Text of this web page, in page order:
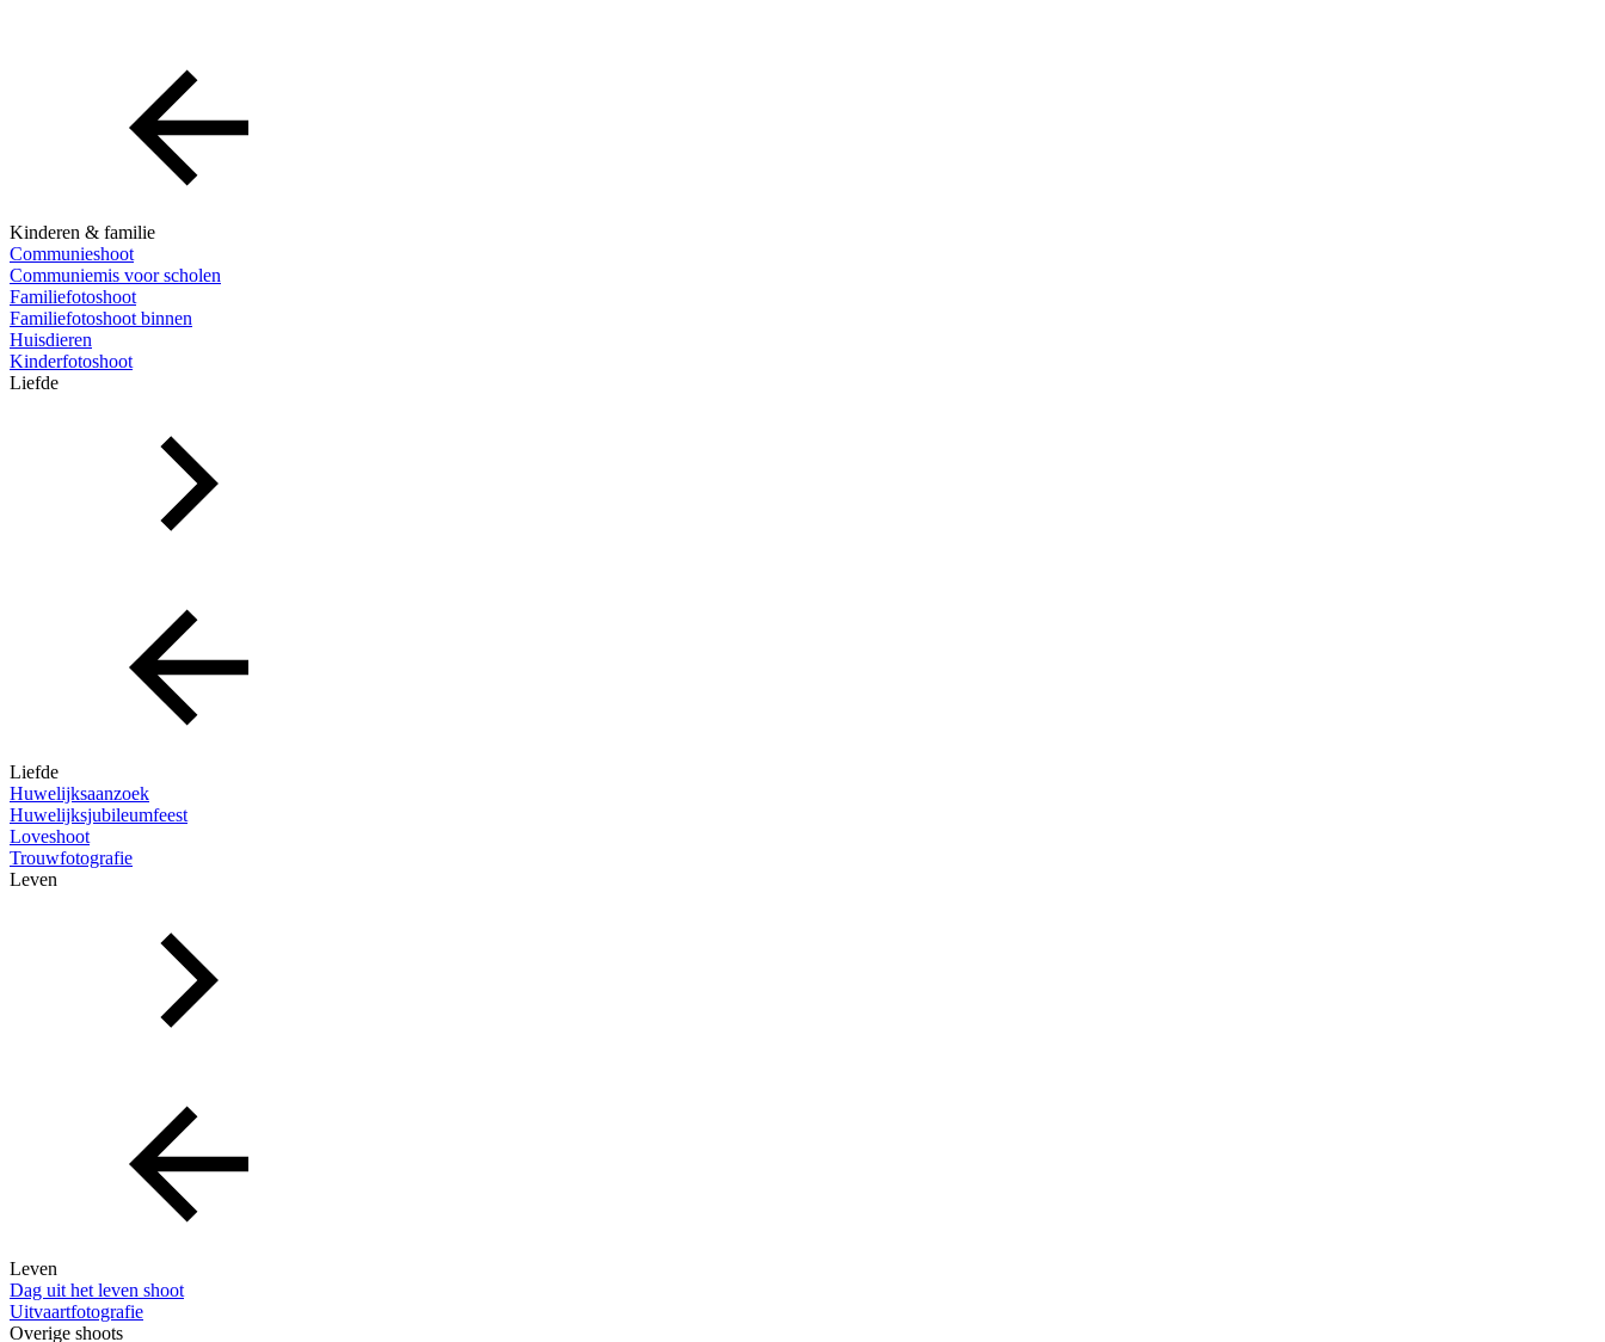
Kinderen & familie
Communieshoot
Communiemis voor scholen
Familiefotoshoot
Familiefotoshoot binnen
Huisdieren
Kinderfotoshoot
Liefde
Liefde
Huwelijksaanzoek
Huwelijksjubileumfeest
Loveshoot
Trouwfotografie
Leven
Leven
Dag uit het leven shoot
Uitvaartfotografie
Overige shoots